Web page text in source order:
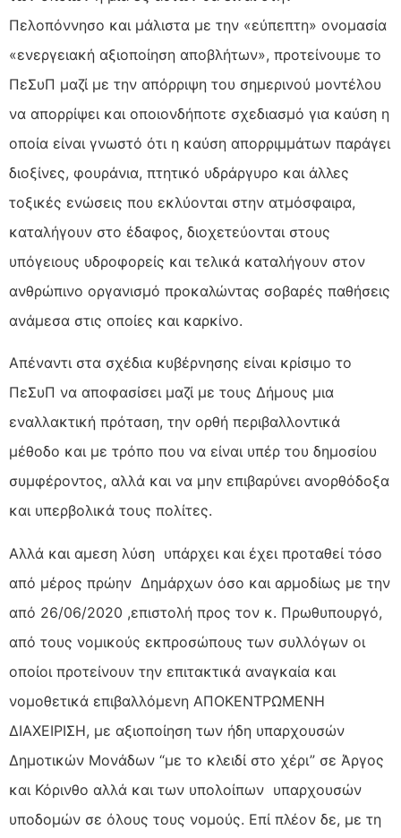
Πελοπόννησο και μάλιστα με την «εύπεπτη» ονομασία
«ενεργειακή αξιοποίηση αποβλήτων», προτείνουμε το
ΠεΣυΠ μαζί με την απόρριψη του σημερινού μοντέλου
να απορρίψει και οποιονδήποτε σχεδιασμό για καύση η
οποία είναι γνωστό ότι η καύση απορριμμάτων παράγει
διοξίνες, φουράνια, πτητικό υδράργυρο και άλλες
τοξικές ενώσεις που εκλύονται στην ατμόσφαιρα,
καταλήγουν στο έδαφος, διοχετεύονται στους
υπόγειους υδροφορείς και τελικά καταλήγουν στον
ανθρώπινο οργανισμό προκαλώντας σοβαρές παθήσεις
ανάμεσα στις οποίες και καρκίνο.
Απέναντι στα σχέδια κυβέρνησης είναι κρίσιμο το
ΠεΣυΠ να αποφασίσει μαζί με τους Δήμους μια
εναλλακτική πρόταση, την ορθή περιβαλλοντικά
μέθοδο και με τρόπο που να είναι υπέρ του δημοσίου
συμφέροντος, αλλά και να μην επιβαρύνει ανορθόδοξα
και υπερβολικά τους πολίτες.
Αλλά και αμεση λύση υπάρχει και έχει προταθεί τόσο
από μέρος πρώην Δημάρχων όσο και αρμοδίως με την
από 26/06/2020 ,επιστολή προς τον κ. Πρωθυπουργό,
από τους νομικούς εκπροσώπους των συλλόγων οι
οποίοι προτείνουν την επιτακτικά αναγκαία και
νομοθετικά επιβαλλόμενη ΑΠΟΚΕΝΤΡΩΜΕΝΗ
ΔΙΑΧΕΙΡΙΣΗ, με αξιοποίηση των ήδη υπαρχουσών
Δημοτικών Μονάδων “με το κλειδί στο χέρι” σε Άργος
και Κόρινθο αλλά και των υπολοίπων υπαρχουσών
υποδομών σε όλους τους νομούς. Επί πλέον δε, με τη